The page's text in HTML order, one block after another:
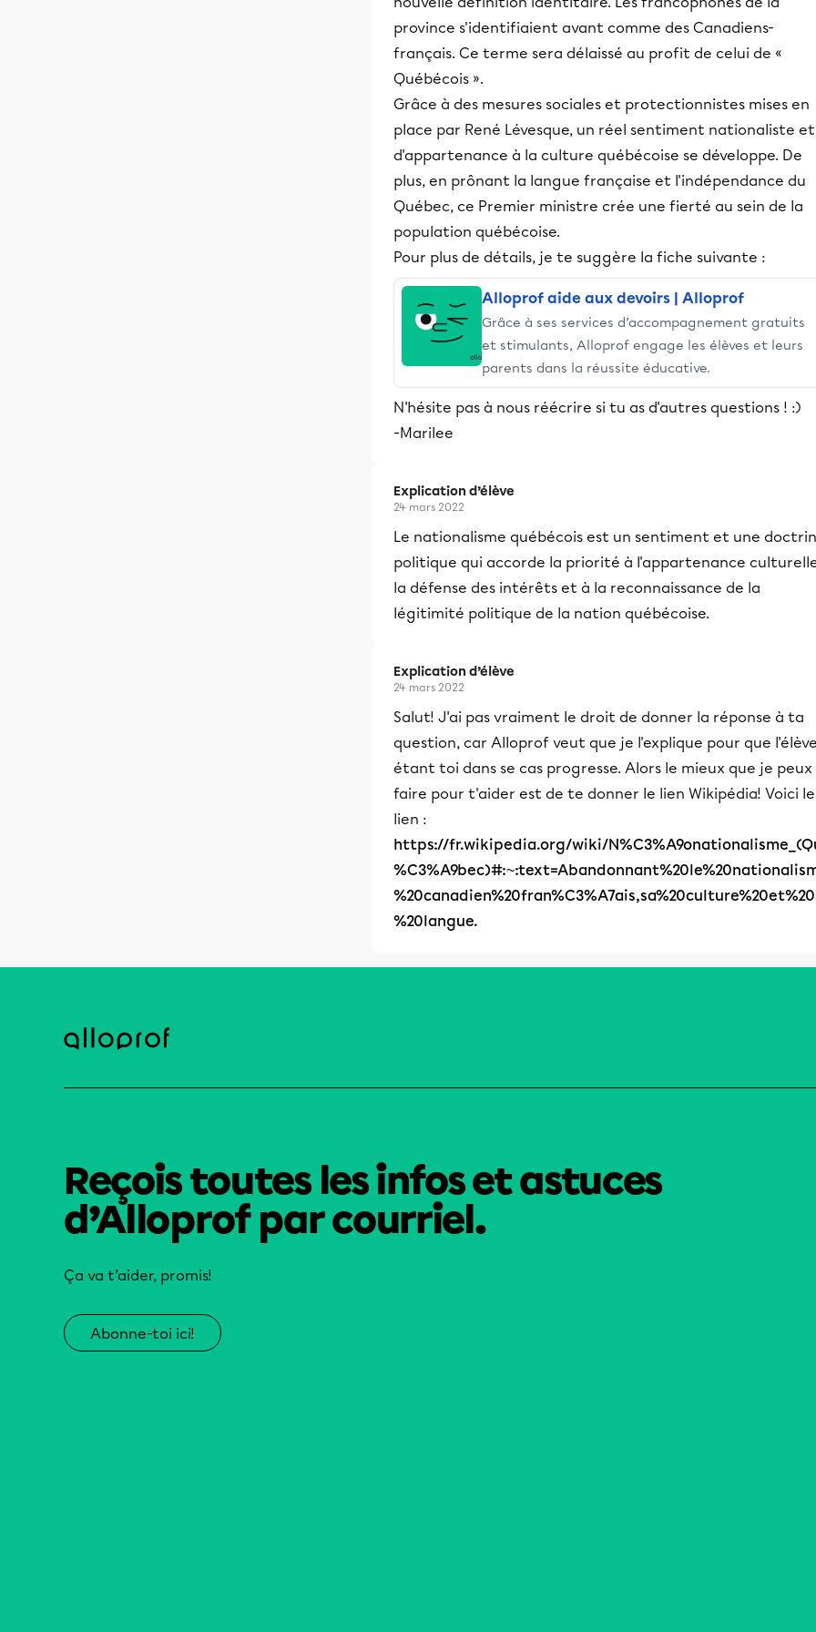
province s'identifiaient avant comme des Canadiens-
français. Ce terme sera délaissé au profit de celui de «
Québécois ».
Grâce à des mesures sociales et protectionnistes mises en
place par René Lévesque, un réel sentiment nationaliste et
d'appartenance à la culture québécoise se développe. De
plus, en prônant la langue française et l'indépendance du
Québec, ce Premier ministre crée une fierté au sein de la
population québécoise.
Pour plus de détails, je te suggère la fiche suivante :
Alloprof aide aux devoirs | Alloprof
Grâce à ses services d’accompagnement gratuits
et stimulants, Alloprof engage les élèves et leurs
parents dans la réussite éducative.
N'hésite pas à nous réécrire si tu as d'autres questions ! :)
-Marilee
Explication d’élève
24 mars 2022
Le nationalisme québécois est un sentiment et une
politique qui accorde la priorité à l'appartenance
la défense des intérêts et à la reconnaissance de la
légitimité politique de la nation québécoise.
Explication d’élève
24 mars 2022
Salut! J'ai pas vraiment le droit de donner la réponse à ta
question, car Alloprof veut que je l'explique pour que l'élève
étant toi dans se cas progresse. Alors le mieux que je peux
faire pour t'aider est de te donner le lien Wikipédia! Voici le
lien :
https://fr.wikipedia.org/wiki/
%20langue.
Reçois toutes les infos et astuces
d’Alloprof par courriel.
Ça va t’aider, promis!
Abonne-toi ici!